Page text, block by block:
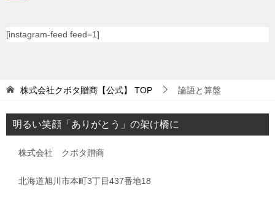
[instagram-feed feed=1]
株式会社クボタ贈商【公式】 TOP 論語と算盤
明るい笑顔「ありがとう」の架け橋に
株式会社 クボタ贈商
北海道旭川市本町3丁目437番地18